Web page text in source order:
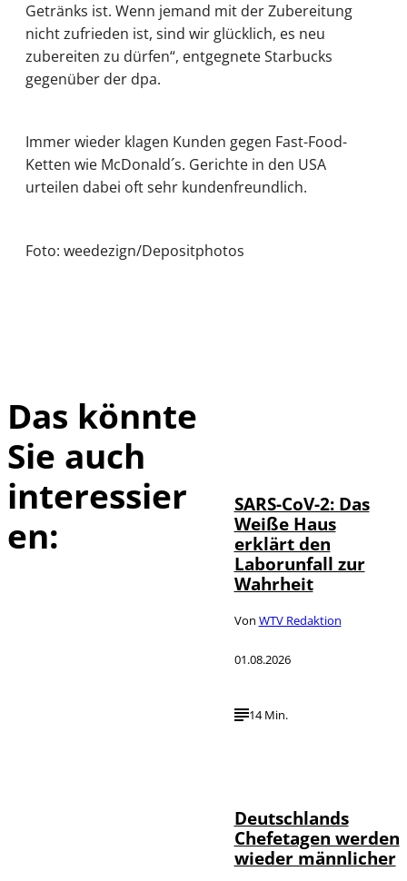
Getränks ist. Wenn jemand mit der Zubereitung
nicht zufrieden ist, sind wir glücklich, es neu
zubereiten zu dürfen“, entgegnete Starbucks
gegenüber der dpa.
Immer wieder klagen Kunden gegen Fast-Food-
Ketten wie McDonald´s. Gerichte in den USA
urteilen dabei oft sehr kundenfreundlich.
Foto: weedezign/Depositphotos
Das könnte
Sie auch
interessier
en:
SARS-CoV-2: Das
Weiße Haus
erklärt den
Laborunfall zur
Wahrheit
Von WTV Redaktion
01.08.2026
14 Min.
Deutschlands
Chefetagen werden
wieder männlicher